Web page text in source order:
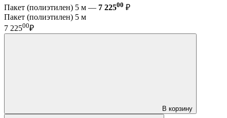
Пакет (полиэтилен) 5 м — 7 22500 ₽
Пакет (полиэтилен) 5 м
7 22500₽
В корзину